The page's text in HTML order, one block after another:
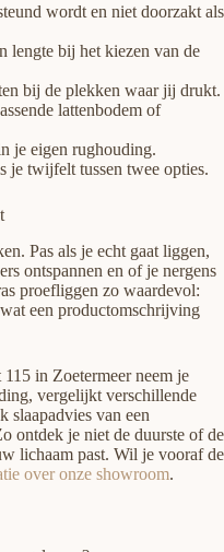
wordt en niet doorzakt als
lengte bij het kiezen van de
bij de plekken waar jij drukt.
lattenbodem of
je eigen rughouding.
je twijfelt tussen twee opties.
Pas als je echt gaat liggen,
ontspannen en of je nergens
proefliggen zo waardevol:
een productomschrijving
in Zoetermeer neem je
vergelijkt verschillende
slaapadvies van een
ontdek je niet de duurste of de
lichaam past. Wil je vooraf de
over onze showroom.